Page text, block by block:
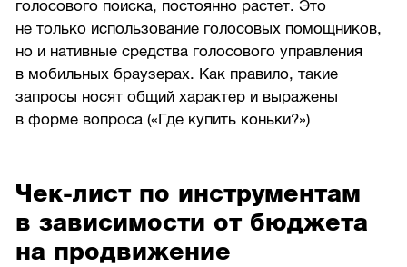
голосового поиска, постоянно растет. Это
не только использование голосовых помощников,
но и нативные средства голосового управления
в мобильных браузерах. Как правило, такие
запросы носят общий характер и выражены
в форме вопроса («Где купить коньки?»)
Чек-лист по инструментам
в зависимости от бюджета
на продвижение